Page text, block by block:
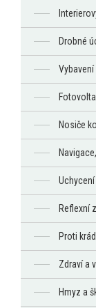
Drobné
Nosiče kol
Reflexní
Proti
Zdraví a
Hmyz a